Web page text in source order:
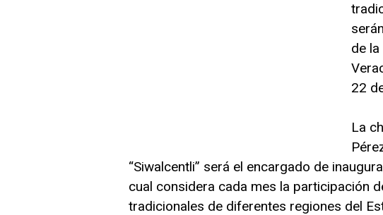
de
22
La
“Siwalcentli” será el encargado de
cual considera cada mes la participación
tradicionales de diferentes regiones del